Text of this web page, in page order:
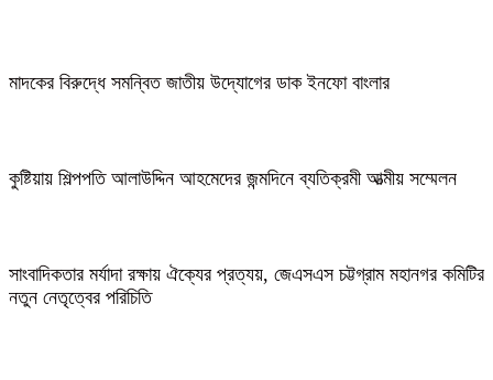
মাদকের বিরুদ্ধে সমন্বিত জাতীয় উদ্যোগের ডাক ইনফো বাংলার
কুষ্টিয়ায় শিল্পপতি আলাউদ্দিন আহমেদের জন্মদিনে ব্যতিক্রমী আত্মীয় সম্মেলন
সাংবাদিকতার মর্যাদা রক্ষায় ঐক্যের প্রত্যয়, জেএসএস চট্টগ্রাম মহানগর কমিটির
নতুন নেতৃত্বের পরিচিতি